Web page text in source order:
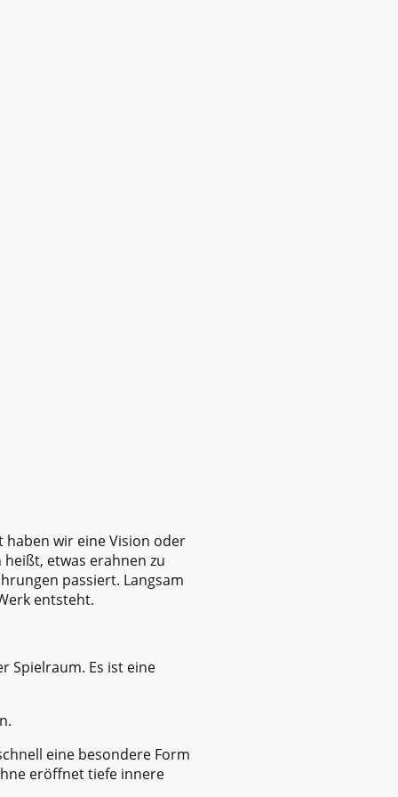
haben wir eine Vision oder
etwas erahnen zu
passiert. Langsam
entsteht.
Spielraum. Es ist eine
eine besondere Form
eröffnet tiefe innere